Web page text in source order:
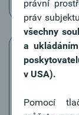
V
právní
práv
všechny
a
v USA).
Pomocí